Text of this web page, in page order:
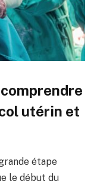
utérin et
étape
le début du